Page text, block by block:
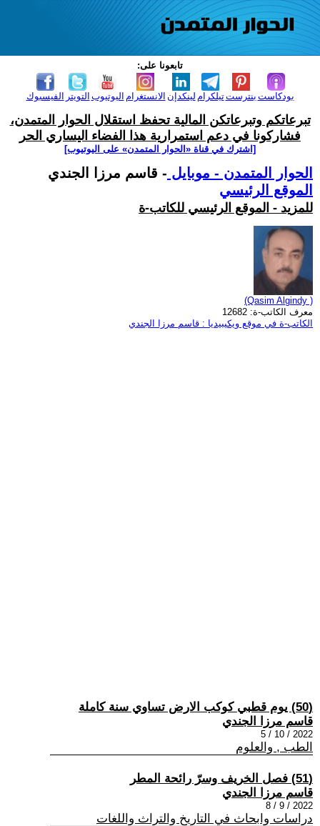
تابعونا على:
الفيسبوك التويتر اليوتيوب الانستغرام لينكدإن تيلكرامبنترست بودكاست
تبرعاتكم وتبرعاتكن المالية تحفظ استقلال الحوار المتمدن،
فشاركونا في دعم استمرارية هذا الفضاء اليساري الحر
[اشترك في قناة ‫«الحوار المتمدن» على اليوتيوب]
الحوار المتمدن - موبايل - قاسم مرزا الجندي
الموقع الرئيسي
للمزيد - الموقع الرئيسي للكاتب-ة
(Qasim Algindy )
معرف الكاتب-ة: 12682
الكاتب-ة في موقع ويكيبيديا : قاسم مرزا الجندي
(50) يوم قطبي كوكب الارض تساوي سنة كاملة
قاسم مرزا الجندي
2022 / 10 / 5
الطب , والعلوم
(51) فصل الخريف وسرّ رائحة المطر
قاسم مرزا الجندي
2022 / 9 / 8
دراسات وابحاث في التاريخ والتراث واللغات